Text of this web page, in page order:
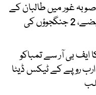
صوبہ غور میں طالبان کے
ملٹری بیس پر قبضے، 2 جنگجوؤں کی
بی آر سے تمباکو
شعبے کے 1120 ارب روپے کے ٹیکس ڈیٹا